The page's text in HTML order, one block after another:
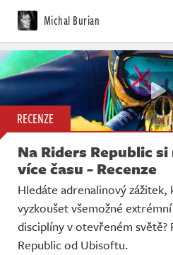
Michal Burian
RECENZE
Na Riders Republic
více času - Recenze
Hledáte adrenalinový zážitek,
vyzkoušet všemožné
disciplíny v otevřeném světě?
Republic od Ubisoftu.